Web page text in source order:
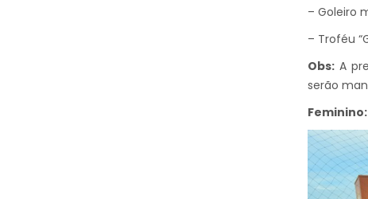
– Goleiro
– Troféu
Obs: A
serão
Feminino: